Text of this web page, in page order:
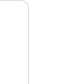
Vicco quantity